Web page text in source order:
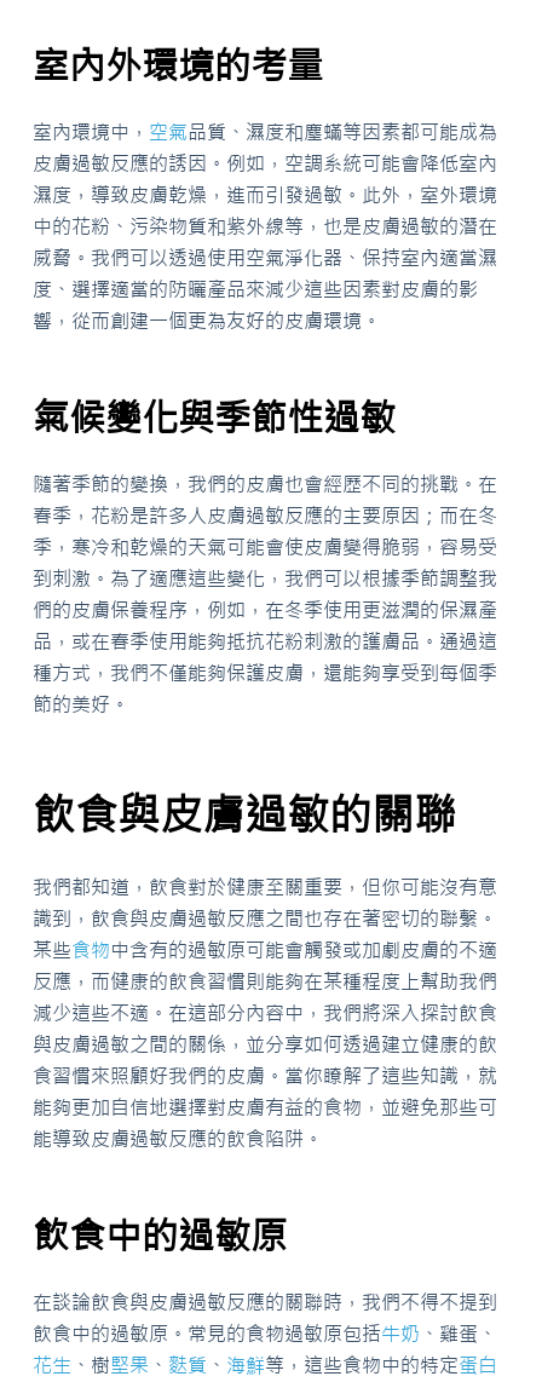
室內外環境的考量
室內環境中， 空氣品質、濕度和塵蟎等因素都可能成為
皮膚過敏反應的誘因。例如，空調系統可能會降低室內
濕度，導致皮膚乾燥，進而引發過敏。此外，室外環境
中的花粉、污染物質和紫外線等，也是皮膚過敏的潛在
威脅。我們可以透過使用空氣淨化器、保持室內適當濕
度、選擇適當的防曬產品來減少這些因素對皮膚的影
響，從而創建一個更為友好的皮膚環境。
氣候變化與季節性過敏
隨著季節的變換，我們的皮膚也會經歷不同的挑戰。在
春季，花粉是許多人皮膚過敏反應的主要原因；而在冬
季，寒冷和乾燥的天氣可能會使皮膚變得脆弱，容易受
到刺激。為了適應這些變化，我們可以根據季節調整我
們的皮膚保養程序，例如，在冬季使用更滋潤的保濕產
品，或在春季使用能夠抵抗花粉刺激的護膚品。通過這
種方式，我們不僅能夠保護皮膚，還能夠享受到每個季
節的美好。
飲食與皮膚過敏的關聯
我們都知道，飲食對於健康至關重要，但你可能沒有意
識到，飲食與皮膚過敏反應之間也存在著密切的聯繫。
某些食物中含有的過敏原可能會觸發或加劇皮膚的不適
反應，而健康的飲食習慣則能夠在某種程度上幫助我們
減少這些不適。在這部分內容中，我們將深入探討飲食
與皮膚過敏之間的關係，並分享如何透過建立健康的飲
食習慣來照顧好我們的皮膚。當你瞭解了這些知識，就
能夠更加自信地選擇對皮膚有益的食物，並避免那些可
能導致皮膚過敏反應的飲食陷阱。
飲食中的過敏原
在談論飲食與皮膚過敏反應的關聯時，我們不得不提到
飲食中的過敏原。常見的食物過敏原包括牛奶 、雞蛋、
花生 、樹堅果 、 麩質 、 海鮮等，這些食物中的特定蛋白